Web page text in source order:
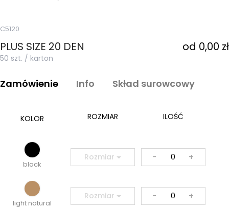
C5120
PLUS SIZE 20 DEN od 0,00 zł
50 szt. / karton
Zamówienie Info Skład surowcowy
KOLOR ROZMIAR ILOŚĆ
black
Rozmiar - +
light natural
Rozmiar - +